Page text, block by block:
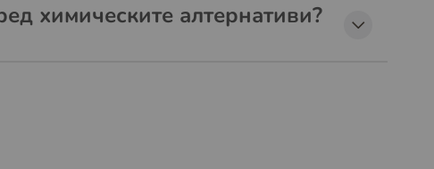
химическите алтернативи?